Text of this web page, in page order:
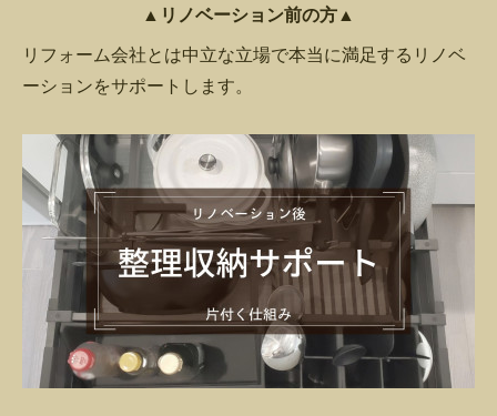
▲リノベーション前の方▲
リフォーム会社とは中立な立場で本当に満足するリノベ
ーションをサポートします。